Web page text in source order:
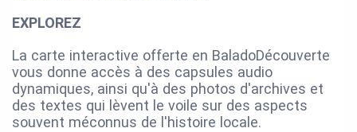
EXPLOREZ
La carte interactive offerte en BaladoDécouverte
vous donne accès à des capsules audio
dynamiques, ainsi qu'à des photos d'archives et
des textes qui lèvent le voile sur des aspects
souvent méconnus de l'histoire locale.